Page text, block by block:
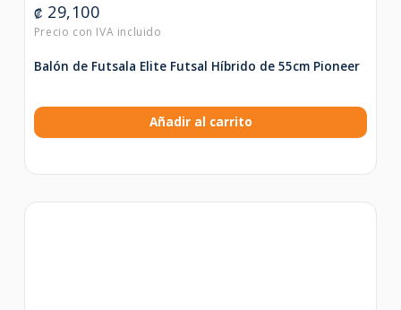
₡ 29,100
Balón de Futsala Elite Futsal Híbrido de 55cm Pioneer
Añadir al carrito